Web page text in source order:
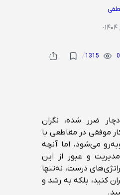
·
0
1315
/
ضرر شده، نگران
موفقی در مقاطعی با
می‌شود، اما آنچه
و عبور از این
درست، نه‌تنها
کنید، بلکه به رشد و